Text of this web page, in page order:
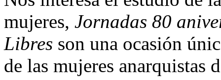
mujeres, Jornadas 80
Libres son una ocasión
de las mujeres